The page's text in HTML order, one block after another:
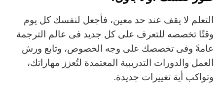
التعلم لا يقف عند حد معين، فأجعل لنفسك كل يوم
وقتًا تخصصه للتعرف على كل جديد فى عالم الترجمة
عامةً وفى تخصصك على وجه الخصوص، وتابع ورش
العمل والدورات التدريبية المعتمدة لتُعزز مهاراتك،
وتواكب أية تغييرات جديدة.